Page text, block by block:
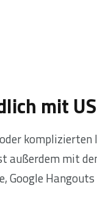
mit
außerdem mit
Google